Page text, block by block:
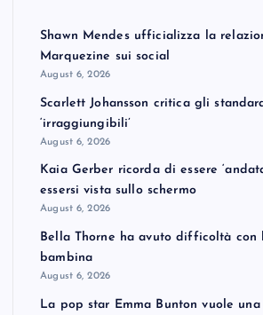
Shawn Mendes ufficializza la
Marquezine sui social
August 6, 2026
Scarlett Johansson critica gli
‘irraggiungibili’
August 6, 2026
Kaia Gerber ricorda di essere
essersi vista sullo schermo
August 6, 2026
Bella Thorne ha avuto difficoltà con
bambina
August 6, 2026
La pop star Emma Bunton vuole